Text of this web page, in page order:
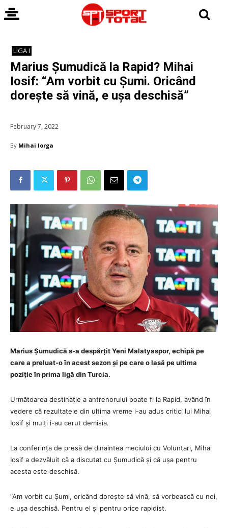
LIGA I
Marius Șumudică la Rapid? Mihai
Iosif: “Am vorbit cu Șumi. Oricând
dorește să vină, e ușa deschisă”
February 7, 2022
By Mihai Iorga
Marius Șumudică s-a despărțit Yeni Malatyaspor, echipă pe
care a preluat-o în acest sezon și pe care o lasă pe ultima
poziție în prima ligă din Turcia.
Următoarea destinație a antrenorului poate fi la Rapid, având în
vedere că rezultatele din ultima vreme i-au adus critici lui Mihai
Iosif și mulți i-au cerut demisia.
La conferința de presă de dinaintea meciului cu Voluntari, Mihai
Iosif a dezvăluit că a discutat cu Șumudică și că ușa pentru
acesta este deschisă.
“Am vorbit cu Șumi, oricând dorește să vină, să vorbească cu noi,
e ușa deschisă. Pentru el și pentru orice rapidist.